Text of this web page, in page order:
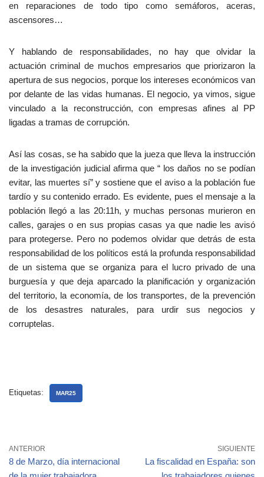
en reparaciones de todo tipo como semáforos, aceras,
ascensores…
Y hablando de responsabilidades, no hay que olvidar la
actuación criminal de muchos empresarios que priorizaron la
apertura de sus negocios, porque los intereses económicos van
por delante de las vidas humanas. El negocio, ya vimos, sigue
vinculado a la reconstrucción, con empresas afines al PP
ligadas a tramas de corrupción.
Así las cosas, se ha sabido que la jueza que lleva la instrucción
de la investigación judicial afirma que “ los daños no se podían
evitar, las muertes sí” y sostiene que el aviso a la población fue
tardío y su contenido errado. Es evidente, pues el mensaje a la
población llegó a las 20:11h, y muchas personas murieron en
calles, garajes o en sus propias casas ya que nadie les avisó
para protegerse. Pero no podemos olvidar que detrás de esta
responsabilidad de los políticos está la profunda responsabilidad
de un sistema que se organiza para el lucro privado de una
burguesía y que deja aparcado la planificación y organización
del territorio, la economía, de los transportes, de la prevención
de los desastres naturales, para urdir sus negocios y
corruptelas.
Etiquetas: MAR25
ANTERIOR
8 de Marzo, día internacional
SIGUIENTE
La fiscalidad en España: son